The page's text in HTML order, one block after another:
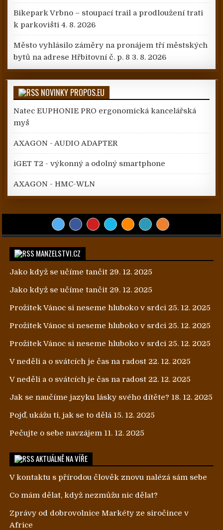
Bikepark Vrbno – stoupací trail a prodloužení trati
k parkovišti 4. 8. 2026
Město vyhlásilo záměry na pronájem tří městských
bytů na adrese Hřbitovní č. p. 8 3. 8. 2026
NOVINKY PROPOS.EU
Natec EUPHONIE PRO ergonomická kancelářská
myš
AXAGON - AUDIO ADAPTER
iGET T2 - výkonný a odolný smartphone
AXAGON - HMC-WLN
MANZELSTVI.CZ
Jako když se učíme tančit 29. 12. 2025
Jako když se učíme tančit 29. 12. 2025
Prožitek Vánoc si neseme hluboko v srdci 25. 12. 2025
Prožitek Vánoc si neseme hluboko v srdci 25. 12. 2025
Prožitek Vánoc si neseme hluboko v srdci 25. 12. 2025
V neděli a o svátcích je čas na radost 22. 12. 2025
V neděli a o svátcích je čas na radost 22. 12. 2025
Jak se naučíme jazyku lásky svého dítěte? 18. 12. 2025
Pojď, ukážu ti, jak se to dělá 15. 12. 2025
Pečujte o sebe navzájem 11. 12. 2025
AKTUÁLNĚ NA VÍŘE
V kontaktu s přírodou člověk znovu nalézá sám sebe
Co mám dělat, když nezmůžu nic dělat?
Zprávy od dobrovolnice Markéty ze siročince v
Africe